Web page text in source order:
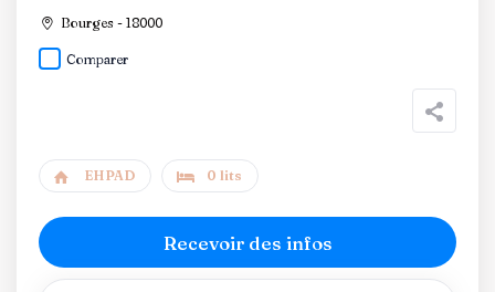
Bourges - 18000
Comparer
EHPAD 0 lits
Recevoir des infos